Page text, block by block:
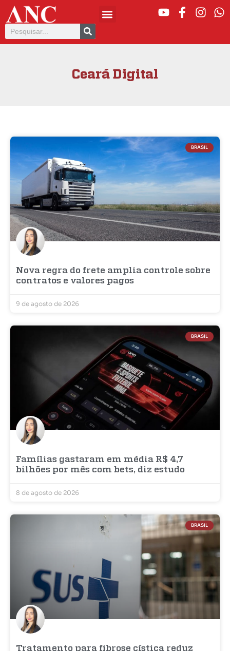
Ceará Digital
BRASIL
Nova regra do frete amplia controle sobre
contratos e valores pagos
9 de agosto de 2026
BRASIL
Famílias gastaram em média R$ 4,7
bilhões por mês com bets, diz estudo
8 de agosto de 2026
BRASIL
Tratamento para fibrose cística reduz